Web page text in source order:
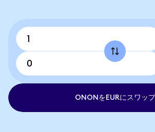
ONONをEURにスワップ